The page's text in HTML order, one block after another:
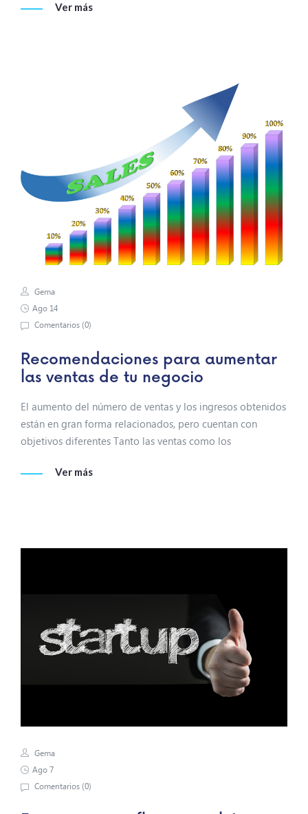
Ver más
Gema
Ago 14
Comentarios (0)
Recomendaciones para aumentar
las ventas de tu negocio
El aumento del número de ventas y los ingresos obtenidos
están en gran forma relacionados, pero cuentan con
objetivos diferentes Tanto las ventas como los
Ver más
Gema
Ago 7
Comentarios (0)